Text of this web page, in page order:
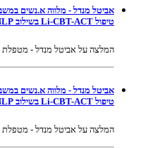
אביטל מנדל - מלווה א.נשים
טיפול Li-CBT-ACT בשילוב NLP ברמת גן ובאונליין
המלצה על אביטל מנדל - מטפלת Li-CBT-ACT בשילוב NLP
אביטל מנדל - מלווה א.נשים
טיפול Li-CBT-ACT בשילוב NLP ברמת גן ובאונליין
המלצה על אביטל מנדל - מטפלת Li-CBT-ACT בשילוב NLP